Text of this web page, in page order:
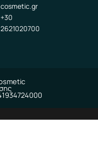
cosmetic.gr
+30
2621020700